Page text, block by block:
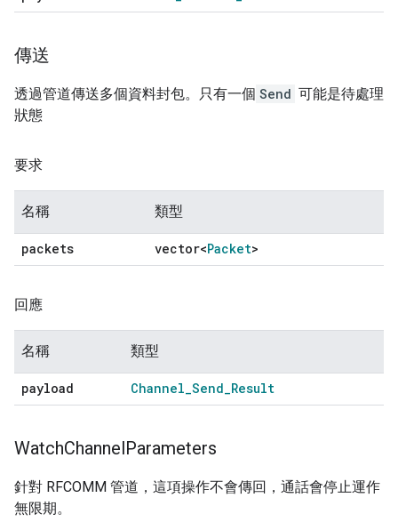
傳送
透過管道傳送多個資料封包。只有一個 Send 可能是待處理
狀態
要求
名稱 類型
packets vector<Packet>
回應
名稱 類型
payload Channel Send Result
WatchChannelParameters
針對 RFCOMM 管道，這項操作不會傳回，通話會停止運作
無限期。